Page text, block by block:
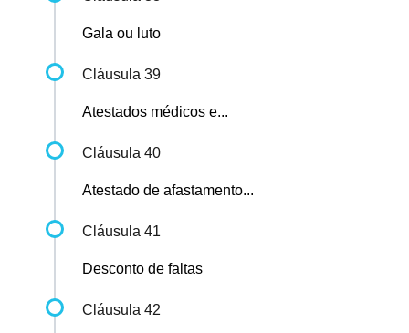
Gala ou luto
Cláusula 39
Atestados médicos e...
Cláusula 40
Atestado de afastamento...
Cláusula 41
Desconto de faltas
Cláusula 42